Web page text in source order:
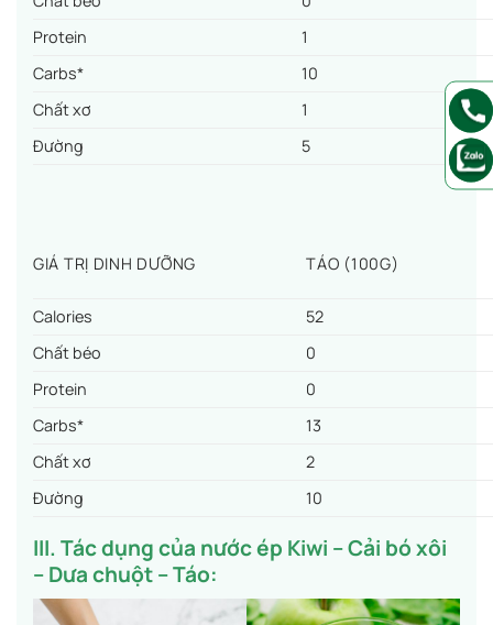
Protein
1
Carbs*
10
Chất xơ
1
Đường
5
GIÁ TRỊ DINH DƯỠNG TÁO (100G)
Calories
52
Chất béo
0
Protein
0
Carbs*
13
Chất xơ
2
Đường
10
III. Tác dụng của nước ép Kiwi – Cải bó xôi
– Dưa chuột – Táo: